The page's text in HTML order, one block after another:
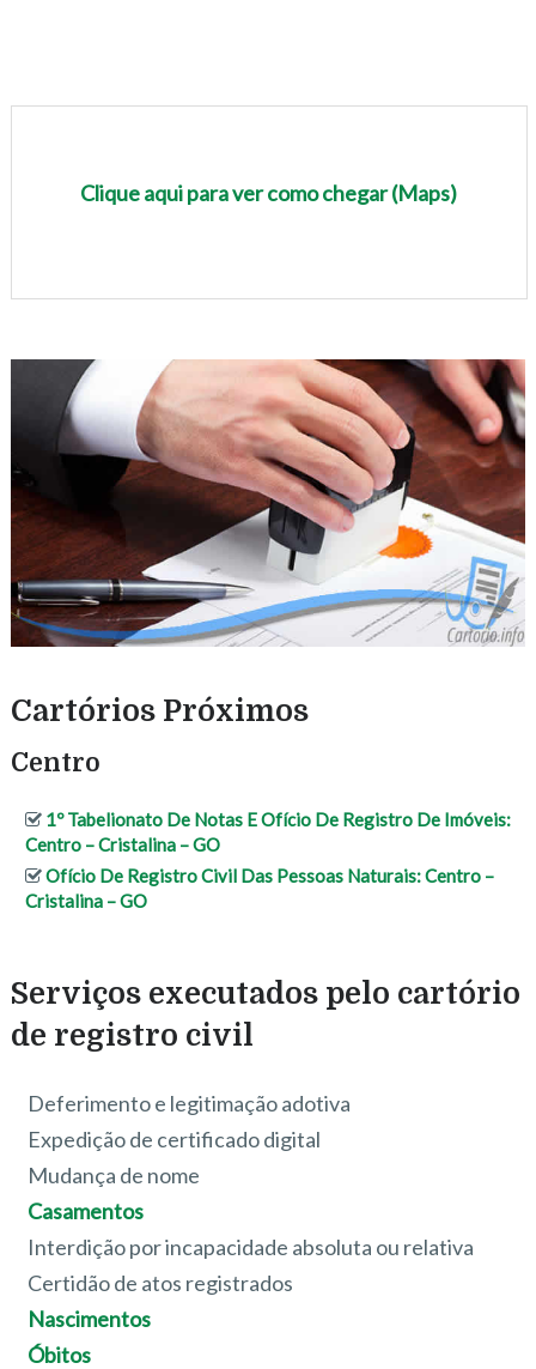
Clique aqui para ver como chegar (Maps)
Cartórios Próximos
Centro
1º Tabelionato De Notas E Ofício De Registro De Imóveis:
Centro – Cristalina – GO
Ofício De Registro Civil Das Pessoas Naturais: Centro –
Cristalina – GO
Serviços executados pelo cartório
de registro civil
Deferimento e legitimação adotiva
Expedição de certificado digital
Mudança de nome
Casamentos
Interdição por incapacidade absoluta ou relativa
Certidão de atos registrados
Nascimentos
Óbitos